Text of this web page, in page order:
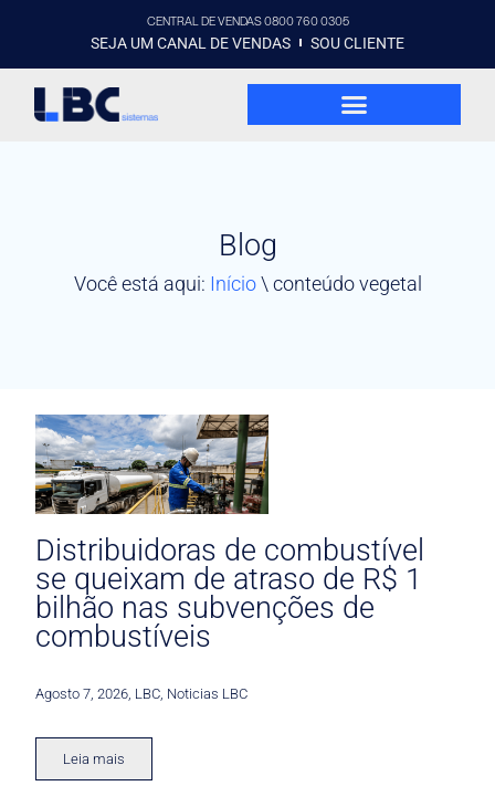
CENTRAL DE VENDAS 0800 760 0305
SEJA UM CANAL DE VENDAS SOU CLIENTE
Blog
Você está aqui: Início\ conteúdo vegetal
Distribuidoras de combustível
se queixam de atraso de R$ 1
bilhão nas subvenções de
combustíveis
Agosto 7, 2026 LBC Noticias LBC
Leia mais